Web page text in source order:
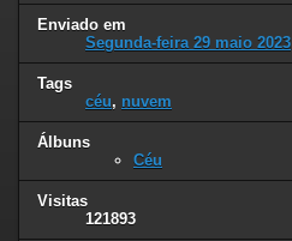
Enviado em
Segunda-feira 29 maio 2023
Tags
céu, nuvem
Álbuns
Céu
Visitas
121893